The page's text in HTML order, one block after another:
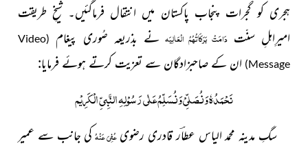
ہجری کو گجرات پنجاب پاکستان میں انتقال فرماگئیں۔ شیخِ طریقت
امیرِاہلِ سنّت دَامَتْ بَرَکَاتُہُمُ الْعَالِیَہنے بذریعہ صُوری پیغام (
Video
Message
) ان کے صاحبزادگان سے تعزیت کرتے ہوئے فرمایا:
نَحْمَدُہٗ وَنُصَلِّیْ وَنُسَلِّمُ عَلٰی رَسُوْلِہِ النَّبِیِّ الْکَرِیْم
سگِ مدینہ محمد الیاس عطاؔر قادری رضویعُفِیَ عَنْہُ کی جانب سے عمیر